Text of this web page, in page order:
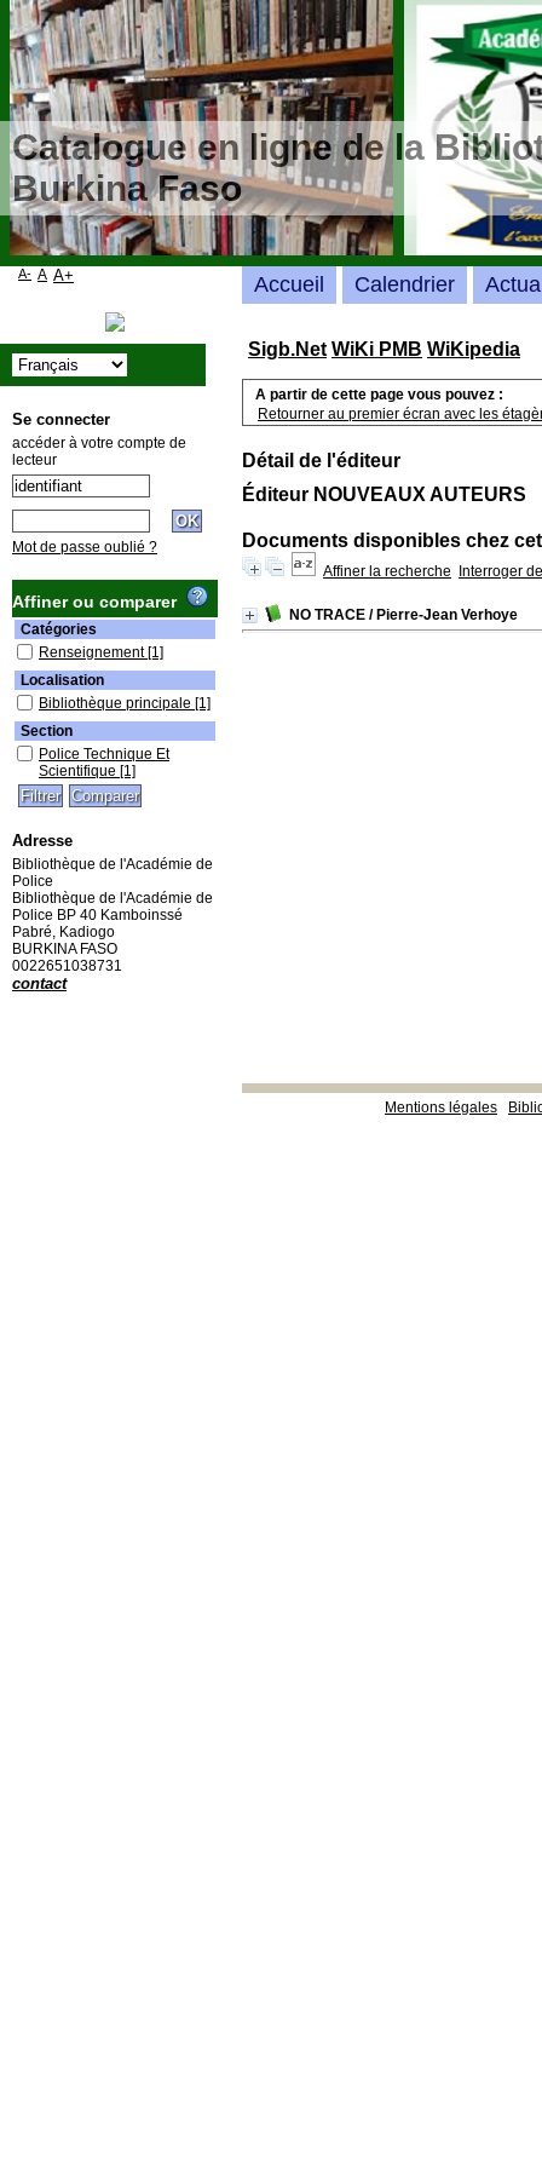
Catalogue en ligne de la
Burkina Faso
Sigb.Net WiKi PMB WiKipedia
A partir de cette page vous pouvez :
Retourner au premier écran avec les
Détail de l'éditeur
Éditeur NOUVEAUX AUTEURS
Documents disponibles chez
Affiner la recherche Interroger
NO TRACE / Pierre-Jean Verhoye
Mentions légales
Accueil Calendrier
A- A A+
Se connecter
accéder à votre compte de
lecteur
Mot de passe oublié ?
Affiner ou comparer
Catégories
Renseignement [1]
Localisation
Bibliothèque principale [1]
Section
Police Technique Et
Scientifique [1]
Adresse
Bibliothèque de l'Académie de
Police
Bibliothèque de l'Académie de
Police BP 40 Kamboinssé
Pabré, Kadiogo
BURKINA FASO
0022651038731
contact